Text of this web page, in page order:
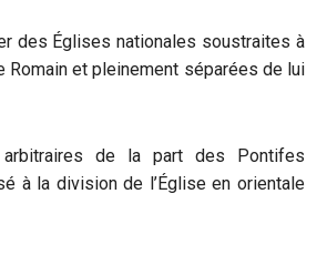
des Églises nationales soustraites à
Romain et pleinement séparées de lui
arbitraires de la part des Pontifes
à la division de l’Église en orientale